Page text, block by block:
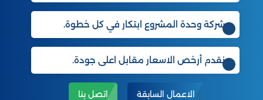
شركة وحدة المشروع ابتكار في كل خطوة.
نقدم أرخص الاسعار مقابل اعلى جودة.
الاعمال السابقة اتصل بنا